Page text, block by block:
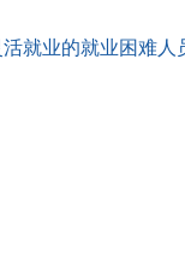
就业的就业困难